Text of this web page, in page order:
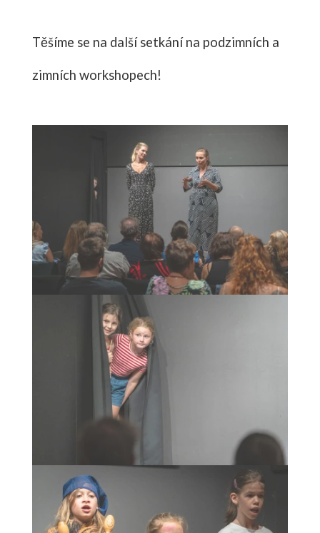
Těšíme se na další setkání na podzimních a
zimních workshopech!